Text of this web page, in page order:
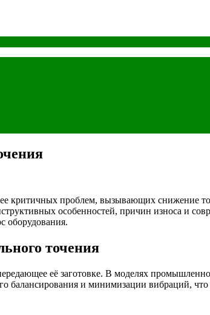
критичных проблем, вызывающих снижение
особенностей, причин износа и
оборудования.
точения
её заготовке. В моделях
балансирования и минимизации вибраций,